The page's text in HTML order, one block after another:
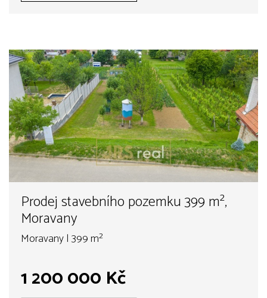
Prodej stavebního pozemku 399 m²,
Moravany
Moravany | 399 m²
1 200 000 Kč